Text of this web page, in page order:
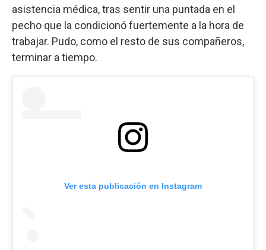
asistencia médica, tras sentir una puntada en el
pecho que la condicionó fuertemente a la hora de
trabajar. Pudo, como el resto de sus compañeros,
terminar a tiempo.
Ver esta publicación en Instagram